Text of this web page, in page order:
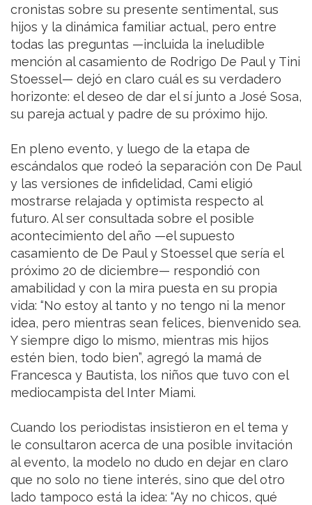
cronistas sobre su presente sentimental, sus
hijos y la dinámica familiar actual, pero entre
todas las preguntas —incluida la ineludible
mención al casamiento de Rodrigo De Paul y Tini
Stoessel— dejó en claro cuál es su verdadero
horizonte: el deseo de dar el sí junto a José Sosa,
su pareja actual y padre de su próximo hijo.
En pleno evento, y luego de la etapa de
escándalos que rodeó la separación con De Paul
y las versiones de infidelidad, Cami eligió
mostrarse relajada y optimista respecto al
futuro. Al ser consultada sobre el posible
acontecimiento del año —el supuesto
casamiento de De Paul y Stoessel que sería el
próximo 20 de diciembre— respondió con
amabilidad y con la mira puesta en su propia
vida: “No estoy al tanto y no tengo ni la menor
idea, pero mientras sean felices, bienvenido sea.
Y siempre digo lo mismo, mientras mis hijos
estén bien, todo bien”, agregó la mamá de
Francesca y Bautista, los niños que tuvo con el
mediocampista del Inter Miami.
Cuando los periodistas insistieron en el tema y
le consultaron acerca de una posible invitación
al evento, la modelo no dudo en dejar en claro
que no solo no tiene interés, sino que del otro
lado tampoco está la idea: “Ay no chicos, qué